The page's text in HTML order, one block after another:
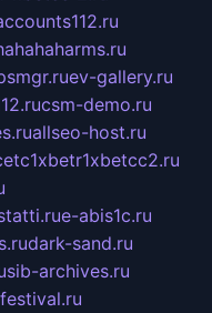
ev-gallery.ru
csm-demo.ru
allseo-host.ru
e-abis1c.ru
dark-sand.ru
sib-archives.ru